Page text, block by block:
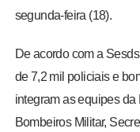
segunda-feira (18).
De acordo com a
de 7,2 mil policiais e
integram as equipes
Bombeiros Militar,